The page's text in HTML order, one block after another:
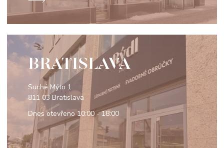
BRATISLAVA
Suché Mýto 1
811 03 Bratislava
Dnes otevřeno10:00 - 18:00